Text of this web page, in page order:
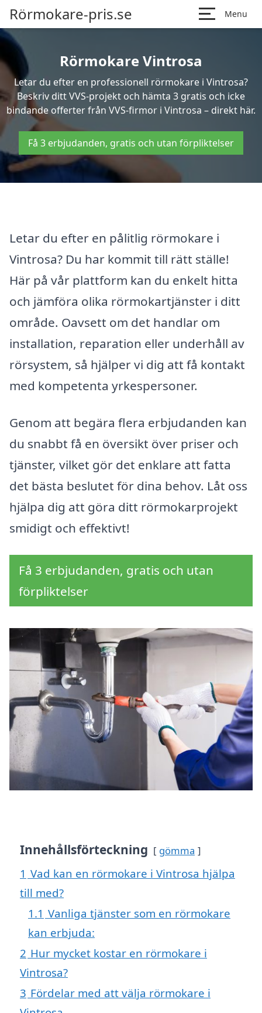
Rörmokare-pris.se Menu
Rörmokare Vintrosa
Letar du efter en professionell rörmokare i Vintrosa?
Beskriv ditt VVS-projekt och hämta 3 gratis och icke
bindande offerter från VVS-firmor i Vintrosa – direkt här.
Få 3 erbjudanden, gratis och utan förpliktelser
Letar du efter en pålitlig rörmokare i
Vintrosa? Du har kommit till rätt ställe!
Här på vår plattform kan du enkelt hitta
och jämföra olika rörmokartjänster i ditt
område. Oavsett om det handlar om
installation, reparation eller underhåll av
rörsystem, så hjälper vi dig att få kontakt
med kompetenta yrkespersoner.
Genom att begära flera erbjudanden kan
du snabbt få en översikt över priser och
tjänster, vilket gör det enklare att fatta
det bästa beslutet för dina behov. Låt oss
hjälpa dig att göra ditt rörmokarprojekt
smidigt och effektivt!
Få 3 erbjudanden, gratis och utan
förpliktelser
Innehållsförteckning gömma
1 Vad kan en rörmokare i Vintrosa hjälpa
till med?
1.1 Vanliga tjänster som en rörmokare
kan erbjuda:
2 Hur mycket kostar en rörmokare i
Vintrosa?
3 Fördelar med att välja rörmokare i